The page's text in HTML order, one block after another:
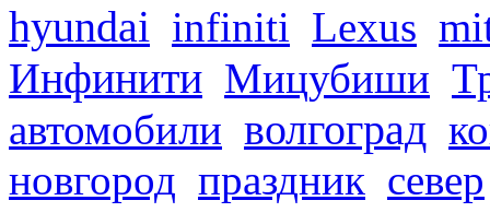
hyundai infiniti Lexus
Инфинити Мицубиши
автомобили волгоград
новгород праздник север